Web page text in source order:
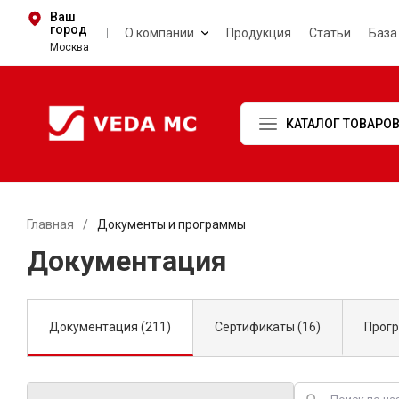
Ваш
город
Москва
О компании Продукция Статьи База
КАТАЛОГ ТОВАРОВ
Главная / Документы и программы
Документация
Документация (211) Сертификаты (16)